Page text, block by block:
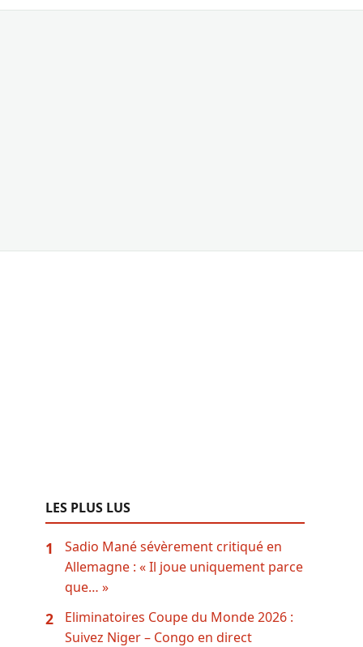
LES PLUS LUS
1
Sadio Mané sévèrement critiqué en
Allemagne : « Il joue uniquement parce
que… »
2
Eliminatoires Coupe du Monde 2026 :
Suivez Niger – Congo en direct